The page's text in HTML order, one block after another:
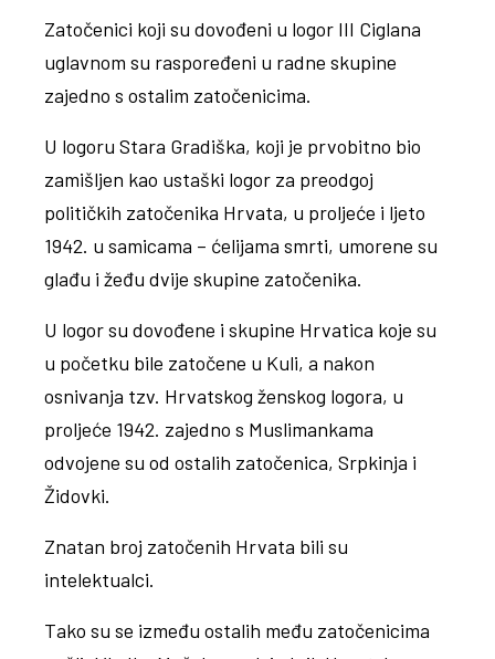
Zatočenici koji su dovođeni u logor III Ciglana
uglavnom su raspoređeni u radne skupine
zajedno s ostalim zatočenicima.
U logoru Stara Gradiška, koji je prvobitno bio
zamišljen kao ustaški logor za preodgoj
političkih zatočenika Hrvata, u proljeće i ljeto
1942. u samicama – ćelijama smrti, umorene su
glađu i žeđu dvije skupine zatočenika.
U logor su dovođene i skupine Hrvatica koje su
u početku bile zatočene u Kuli, a nakon
osnivanja tzv. Hrvatskog ženskog logora, u
proljeće 1942. zajedno s Muslimankama
odvojene su od ostalih zatočenica, Srpkinja i
Židovki.
Znatan broj zatočenih Hrvata bili su
intelektualci.
Tako su se između ostalih među zatočenicima